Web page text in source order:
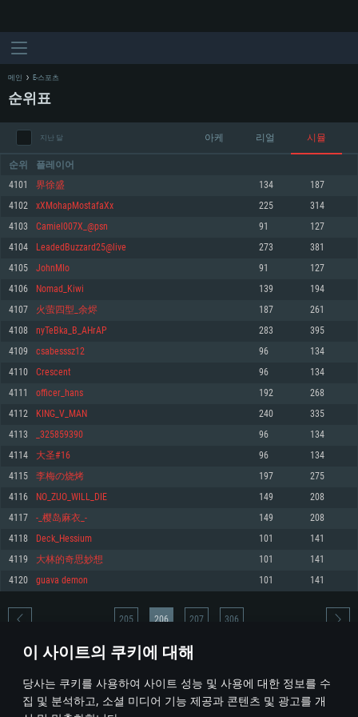
이 사이트의 쿠키에 대해
당사는 쿠키를 사용하여 사이트 성능 및 사용에 대한 정보를 수
집 및 분석하고, 소셜 미디어 기능 제공과 콘텐츠 및 광고를 개
최소사양
운영체제: Windows 10 (64 bit)
프로세서: 2.2 GHz 듀얼코어 이상
메모리: 4GB
그래픽 카드: DirectX 11 이상을 지원하는 AMD Radeon 77XX / NVIDIA
GeForce GT 660. 최소 사양 해상도: 720p
네트워크: 브로드밴드 인터넷
여유 저장 공간: 22.1 GB (최소 클라이언트)
권장 사양
570 혹은 그 이상
여유 저장 공간: 62.2 GB (전체 클라이언트)
최소사양
운영체제: Mac OS Big Sur 11.0
프로세서: 최소 2.2 GHz의 Core i5 (Intel Xeon 은 지원하지 않습니다)
메모리: 6 GB
그래픽 카드: Metal 을 지원하는 Intel Iris Pro 5200 (Mac), 혹은 이와 비슷한 성
능을 가지는 Mac 버전의 AMD/Nvidia. 최소 해상도: 720p
네트워크: 브로드밴드 인터넷
여유 저장 공간: 22.1 GB (최소 클라이언트)
권장 사양
네트워크: 브로드밴드 인터넷
여유 저장 공간: 62.2 GB (전체 클라이언트)
최소사양
운영체제: 64bit Linux 중 최신 버전
프로세서: 2.4 GHz 듀얼코어
메모리: 4 GB
그래픽 카드: Vulkan 을 지원하고, 최신 그래픽 드라이버를 지원하는 NVIDIA
660 (6개월 미만) 혹은 그와 동급의 성능을 가지며 최신 그래픽 드라이버를 지
원하는 AMD (6개월 미만; 최소사양 지원 해상도 720p)
네트워크: 브로드밴드 인터넷
여유 저장 공간: 22.1 GB (최소 클라이언트)
권장 사양
운영체제: Ubuntu 20.04 64bit
프로세서: Intel Core i7
메모리: 16 GB
그래픽 카드: Vulkan 을 지원하고, 최신 그래픽 드라이버를 지원하는 NVIDIA
1060 (6개월 미만) 혹은 그와 동급의 성능을 가지며 최신 그래픽 드라이버를
지원하는 AMD RX 570 (6개월 미만; 최소사양 지원 해상도 720p) 이상
여유 저장 공간: 62.2 GB (전체 클라이언트)
메인 E-스포츠
순위표
지난 달 아케 리얼 시뮬
순위 플레이어
4101 界徐盛 134 187
4102 xXMohapMostafaXx 225 314
4103 Camiel007X_@psn 91 127
4104 LeadedBuzzard25@live 273 381
4105 JohnMIo 91 127
4106 Nomad_Kiwi 139 194
4107 火萤四型_余烬 187 261
4108 nyTeBka_B_AHrAP 283 395
4109 csabesssz12 96 134
4110 Crescentㅤ 96 134
4111 officer_hans 192 268
4112 KING_V_MAN 240 335
4113 _325859390 96 134
4114 大圣#16 96 134
4115 李梅の烧烤 197 275
4116 NO_ZUO_WILL_DIE 149 208
4117 -_樱岛麻衣_- 149 208
4118 Deck_Hessium 101 141
4119 大林的奇思妙想 101 141
4120 guava demon 101 141
* 순위표는 매일 1회 갱신됩니다
205 206 207 306